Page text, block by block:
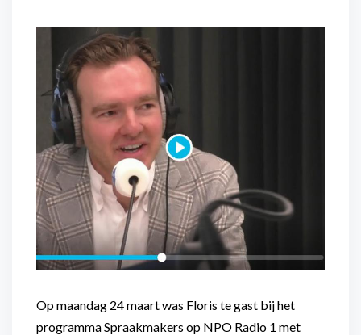
Diensten voor
organisaties
Maaltijdondersteuning
Mantelzorger van de zaak
Altijd in de buurt
Snel geregeld
Op maandag 24 maart was Floris te gast bij het
programma Spraakmakers op NPO Radio 1 met